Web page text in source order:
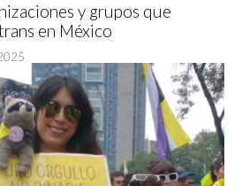
y grupos que
en México